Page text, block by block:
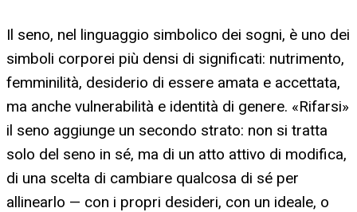
Il seno, nel linguaggio simbolico dei sogni, è uno dei
simboli corporei più densi di significati: nutrimento,
femminilità, desiderio di essere amata e accettata,
ma anche vulnerabilità e identità di genere. «Rifarsi»
il seno aggiunge un secondo strato: non si tratta
solo del seno in sé, ma di un atto attivo di modifica,
di una scelta di cambiare qualcosa di sé per
allinearlo — con i propri desideri, con un ideale, o